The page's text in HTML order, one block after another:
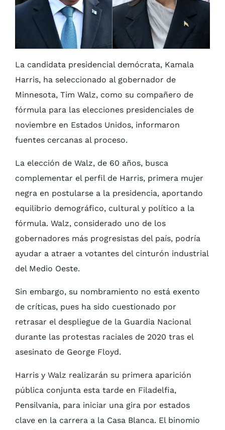
Agenda QR
La candidata presidencial demócrata, Kamala
Harris, ha seleccionado al gobernador de
Minnesota, Tim Walz, como su compañero de
fórmula para las elecciones presidenciales de
noviembre en Estados Unidos, informaron
fuentes cercanas al proceso.
La elección de Walz, de 60 años, busca
complementar el perfil de Harris, primera mujer
negra en postularse a la presidencia, aportando
equilibrio demográfico, cultural y político a la
fórmula. Walz, considerado uno de los
gobernadores más progresistas del país, podría
ayudar a atraer a votantes del cinturón industrial
del Medio Oeste.
Sin embargo, su nombramiento no está exento
de críticas, pues ha sido cuestionado por
retrasar el despliegue de la Guardia Nacional
durante las protestas raciales de 2020 tras el
asesinato de George Floyd.
Harris y Walz realizarán su primera aparición
pública conjunta esta tarde en Filadelfia,
Pensilvania, para iniciar una gira por estados
clave en la carrera a la Casa Blanca. El binomio